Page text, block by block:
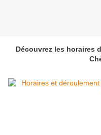
Découvrez les horaires